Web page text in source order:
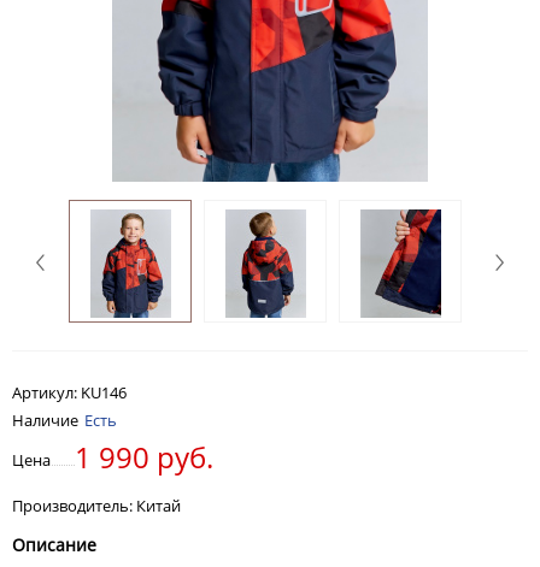
Артикул: KU146
Наличие Есть
Цена
1 990 руб.
Производитель: Китай
Описание